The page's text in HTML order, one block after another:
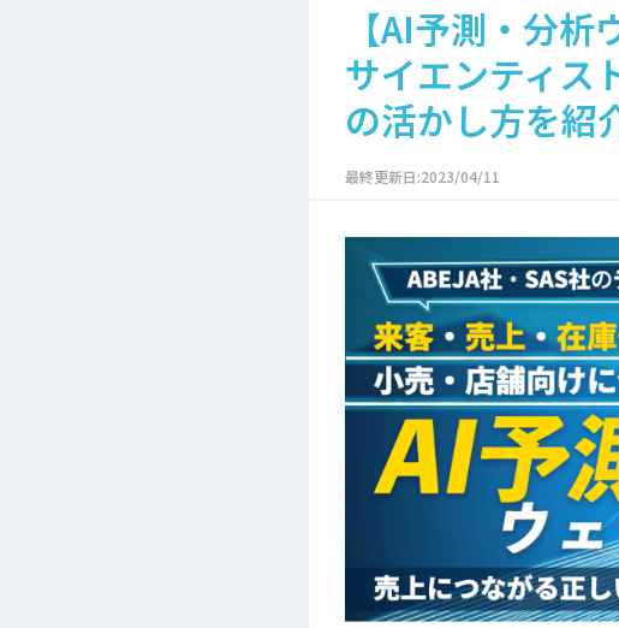
【AI予測・分
サイエンティス
の活かし方を紹
最終更新日:2023/04/11